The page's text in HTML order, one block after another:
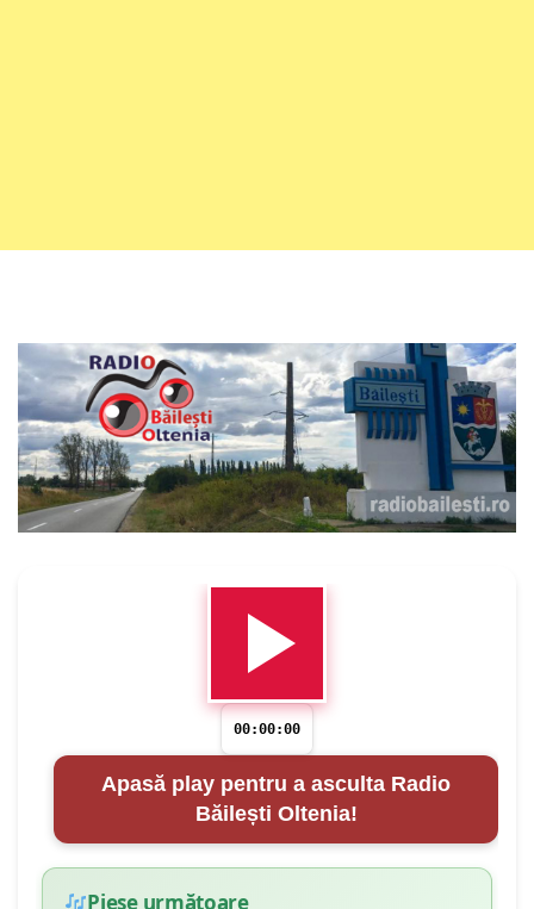
00:00:00
Apasă play pentru a asculta Radio
Băilești Oltenia!
Piese următoare